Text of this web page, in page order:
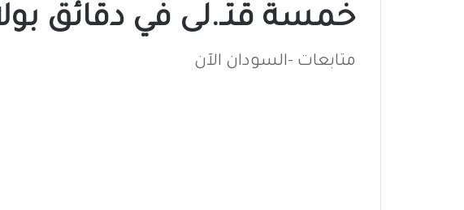
خمسة قتـ.لى في دقائق
متابعات -السودان الآن